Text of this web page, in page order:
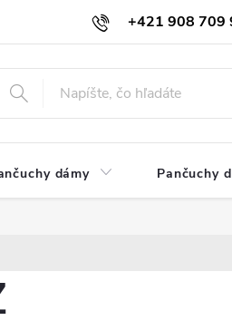
+421 908 709
dámy Pančuchy